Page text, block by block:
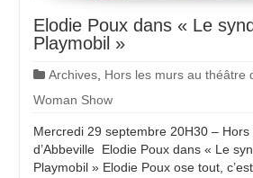
Elodie Poux dans « Le
Playmobil »
Archives, Hors les murs au théâtre
Woman Show
Mercredi 29 septembre 20H30 –
d’Abbeville Elodie Poux dans « Le
Playmobil » Elodie Poux ose tout,